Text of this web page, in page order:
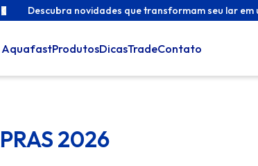
Descubra novidades que transformam seu lar em
AquafastProdutosDicasTradeContato
2026